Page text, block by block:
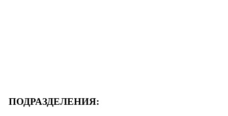
ПОДРАЗДЕЛЕНИЯ: